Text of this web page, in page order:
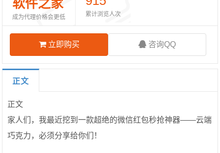
软件之家
成为代理价格会更低 累计浏览人次
立即购买 咨询QQ
正文
正文
家人们，我最近挖到一款超绝的微信红包秒抢神器——云端
巧克力，必须分享给你们！